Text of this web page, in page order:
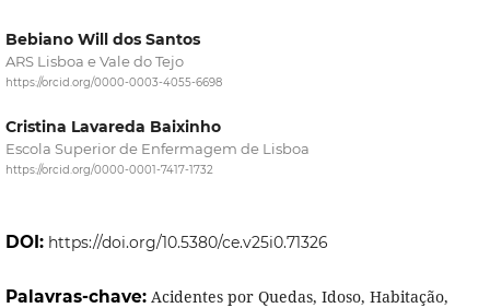
Bebiano Will dos Santos
ARS Lisboa e Vale do Tejo
https://orcid.org/0000-0003-4055-6698
Cristina Lavareda Baixinho
Escola Superior de Enfermagem de Lisboa
https://orcid.org/0000-0001-7417-1732
DOI: https://doi.org/10.5380/ce.v25i0.71326
Palavras-chave: Acidentes por Quedas, Idoso, Habitação,